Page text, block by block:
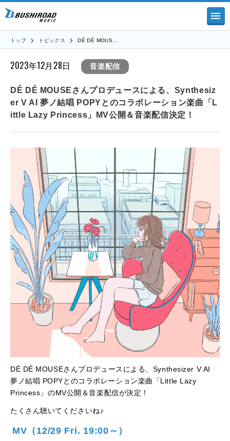
トップ トピックス DÉ DÉ MOUS…
2023年12月28日 音楽配信
DÉ DÉ MOUSEさんプロデュースによる、Synthesiz
er V AI 夢ノ結唱 POPYとのコラボレーション楽曲「L
ittle Lazy Princess」MV公開＆音楽配信決定！
DÉ DÉ MOUSEさんプロデュースによる、Synthesizer V AI
夢ノ結唱 POPYとのコラボレーション楽曲「Little Lazy
Princess」のMV公開＆音楽配信が決定！
たくさん聴いてくださいね♪
MV （12/29 Fri. 19:00～）